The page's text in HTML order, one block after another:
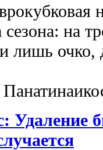
на
лишь очко,
Удаление